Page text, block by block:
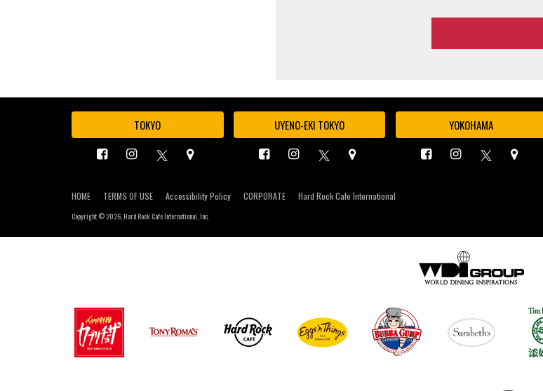
TOKYO UYENO-EKI TOKYO YOKOHAMA
HOME TERMS OF USE Accessibility Policy CORPORATE Hard Rock Cafe International
Copyright © 2026, Hard Rock Cafe International, Inc.